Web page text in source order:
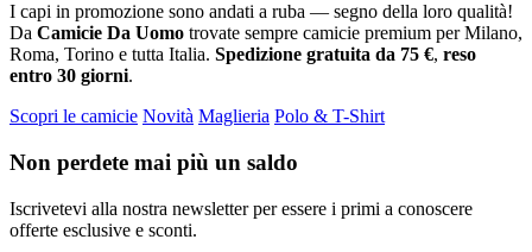
I capi in promozione sono andati a ruba — segno della loro qualità!
Da Camicie Da Uomo trovate sempre camicie premium per Milano,
Roma, Torino e tutta Italia. Spedizione gratuita da 75 €, reso
entro 30 giorni.
Scopri le camicie Novità Maglieria Polo & T-Shirt
Non perdete mai più un saldo
Iscrivetevi alla nostra newsletter per essere i primi a conoscere
offerte esclusive e sconti.